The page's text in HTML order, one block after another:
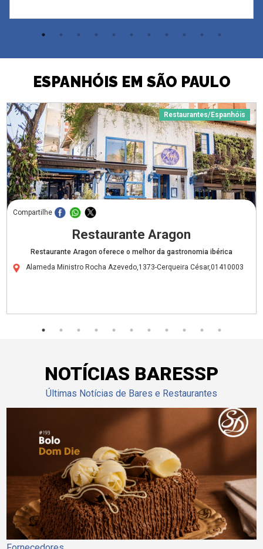
ESPANHÓIS EM SÃO PAULO
Restaurantes/Espanhóis
Compartilhe
Restaurante Aragon
Restaurante Aragon oferece o melhor da gastronomia ibérica
Alameda Ministro Rocha Azevedo,1373-Cerqueira César,01410003
NOTÍCIAS BARESSP
Últimas Notícias de Bares e Restaurantes